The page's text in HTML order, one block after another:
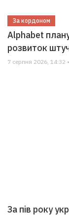
За кордоном
Alphabet
розвиток
7 серпня 2026, 14:32
За пів року